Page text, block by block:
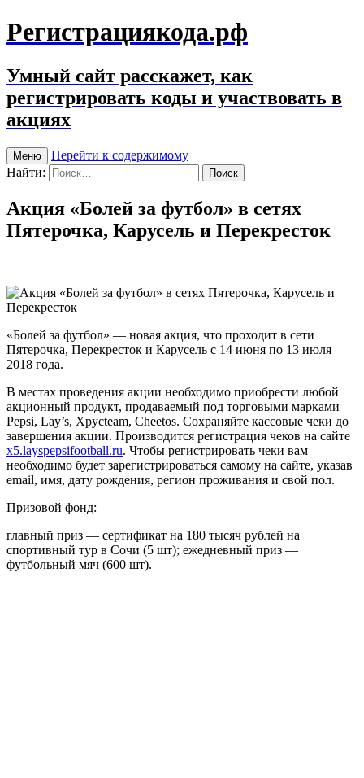
Регистрациякода.рф
Умный сайт расскажет, как
регистрировать коды и участвовать в
акциях
Меню
Перейти к содержимому
Найти:
Акция «Болей за футбол» в сетях
Пятерочка, Карусель и Перекресток
«Болей за футбол» — новая акция, что проходит в сети
Пятерочка, Перекресток и Карусель с 14 июня по 13 июля
2018 года.
В местах проведения акции необходимо приобрести любой
акционный продукт, продаваемый под торговыми марками
Pepsi, Lay’s, Хрусteam, Cheetos. Сохраняйте кассовые чеки до
завершения акции. Производится регистрация чеков на сайте
x5.layspepsifootball.ru. Чтобы регистрировать чеки вам
необходимо будет зарегистрироваться самому на сайте, указав
email, имя, дату рождения, регион проживания и свой пол.
Призовой фонд:
главный приз — сертификат на 180 тысяч рублей на
спортивный тур в Сочи (5 шт); ежедневный приз —
футбольный мяч (600 шт).